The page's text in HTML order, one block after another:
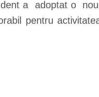
a adoptat o
pentru